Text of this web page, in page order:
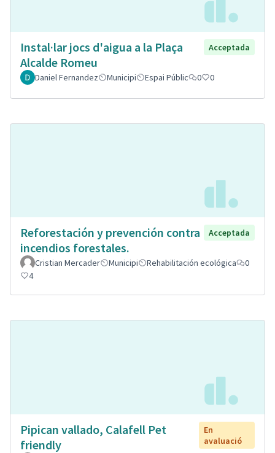
Instal·lar jocs d'aigua a la Plaça
Alcalde Romeu
Acceptada
Daniel Fernandez Municipi Espai Públic 0 0
Reforestación y prevención contra
incendios forestales.
Acceptada
Cristian Mercader Municipi Rehabilitación ecológica
0
4
Pipican vallado, Calafell Pet
friendly
En
avaluació